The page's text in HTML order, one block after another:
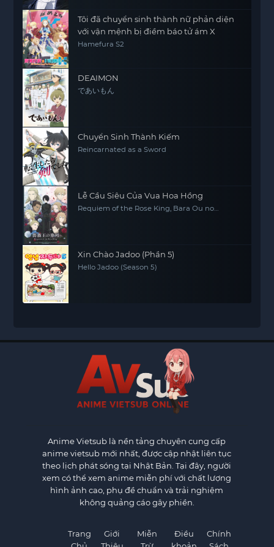
Tôi đã chuyển sinh thành nữ phản diện
với vận mệnh bị điềm báo tử ám X
Hamefura S2
DEAIMON
であいもん
Chuyển Sinh Thành Kiếm
Reincarnated as a Sword
Lễ Cầu Siêu Của Vua Hoa Hồng
Requiem of the Rose King, Bara Ou no
Xin Chào Jadoo (Phần 5)
Hello Jadoo (Season 5)
Anime Vietsub là nền tảng chuyên cung cấp
anime vietsub mới nhất, được cập nhật liên tục
theo lịch phát sóng tại Nhật Bản. Tại đây, người
xem có thể xem anime miễn phí với chất lượng
hình ảnh cao, phụ đề chuẩn và trải nghiệm
không quảng cáo gây phiền.
Trang
Giới
Miễn
Điều
Chính